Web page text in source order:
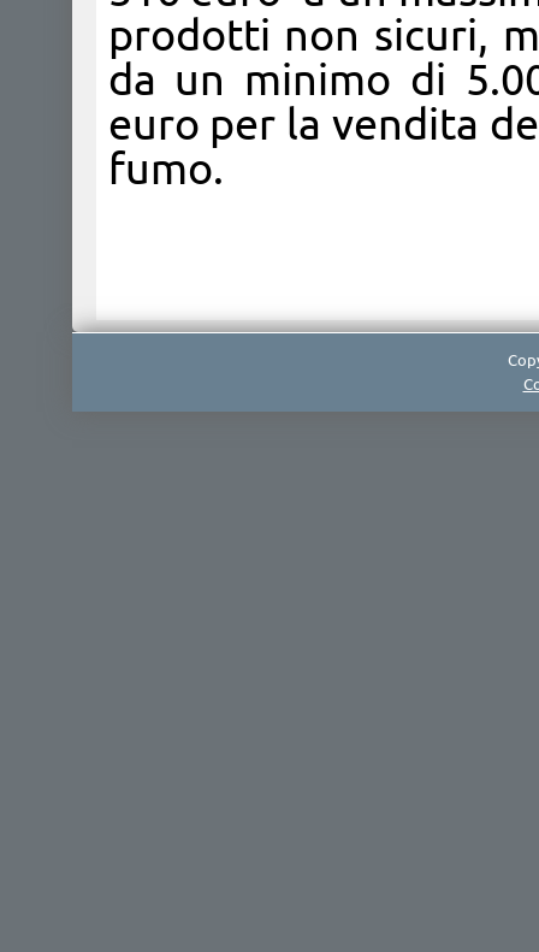
prodotti non sicuri,
da un minimo di
euro per la vendita
fumo.​